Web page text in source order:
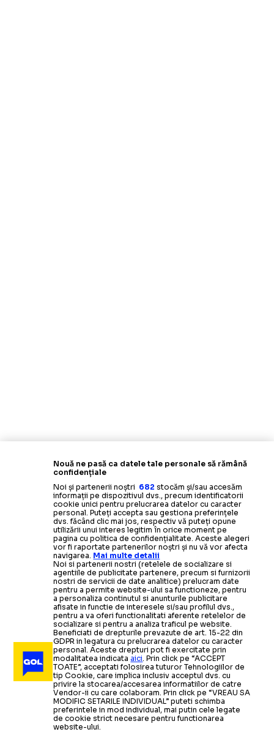
Nouă ne pasă ca datele tale personale să rămână
confidențiale
Noi și partenerii noștri 682 stocăm și/sau accesăm
informații pe dispozitivul dvs., precum identificatorii
cookie unici pentru prelucrarea datelor cu caracter
personal. Puteți accepta sau gestiona preferințele
dvs. făcând clic mai jos, respectiv vă puteți opune
utilizării unui interes legitim în orice moment pe
pagina cu politica de confidențialitate. Aceste alegeri
vor fi raportate partenerilor noștri și nu vă vor afecta
navigarea. Mai multe detalii
Noi si partenerii nostri (retelele de socializare si
agentiile de publicitate partenere, precum si furnizorii
nostri de servicii de date analitice) prelucram date
pentru a permite website-ului sa functioneze, pentru
a personaliza continutul si anunturile publicitare
afisate in functie de interesele si/sau profilul dvs.,
pentru a va oferi functionalitati aferente retelelor de
socializare si pentru a analiza traficul pe website.
Beneficiati de drepturile prevazute de art. 15-22 din
GDPR in legatura cu prelucrarea datelor cu caracter
personal. Aceste drepturi pot fi exercitate prin
modalitatea indicataaici. Prin click pe “ACCEPT
TOATE”, acceptati folosirea tuturor Tehnologiilor de
tip Cookie, care implica inclusiv acceptul dvs. cu
privire la stocarea/accesarea informatiilor de catre
Vendor-ii cu care colaboram. Prin click pe “VREAU SA
MODIFIC SETARILE INDIVIDUAL” puteti schimba
preferintele in mod individual, mai putin cele legate
de cookie strict necesare pentru functionarea
website-ului.